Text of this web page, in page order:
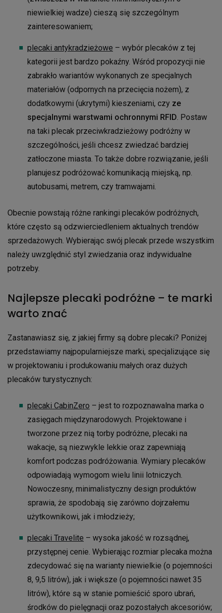
niewielkiej wadze) cieszą się szczególnym
zainteresowaniem;
plecaki antykradzieżowe – wybór plecaków z tej
kategorii jest bardzo pokaźny. Wśród propozycji nie
zabrakło wariantów wykonanych ze specjalnych
materiałów (odpornych na przecięcia nożem), z
dodatkowymi (ukrytymi) kieszeniami, czy ze
specjalnymi warstwami ochronnymi RFID. Postaw
na taki plecak przeciwkradzieżowy podróżny w
szczególności, jeśli chcesz zwiedzać bardziej
zatłoczone miasta. To także dobre rozwiązanie, jeśli
planujesz podróżować komunikacją miejską, np.
autobusami, metrem, czy tramwajami.
Obecnie powstają różne rankingi plecaków podróżnych,
które często są odzwierciedleniem aktualnych trendów
sprzedażowych. Wybierając swój plecak przede wszystkim
należy uwzględnić styl zwiedzania oraz indywidualne
potrzeby.
Najlepsze plecaki podróżne – te marki
warto znać
Zastanawiasz się, z jakiej firmy są dobre plecaki? Poniżej
przedstawiamy najpopularniejsze marki, specjalizujące się
w projektowaniu i produkowaniu małych oraz dużych
plecaków turystycznych:
plecaki CabinZero – jest to rozpoznawalna marka o
zasięgach międzynarodowych. Projektowane i
tworzone przez nią torby podróżne, plecaki na
wakacje, są niezwykle lekkie oraz zapewniają
komfort podczas podróżowania. Wymiary plecaków
odpowiadają wymogom wielu linii lotniczych.
Nowoczesny, minimalistyczny design produktów
sprawia, że spodobają się zarówno dojrzałemu
użytkownikowi, jak i młodzieży;
plecaki Travelite – wysoka jakość w rozsądnej,
przystępnej cenie. Wybierając rozmiar plecaka można
zdecydować się na warianty niewielkie (o pojemności
8, 9,5 litrów), jak i większe (o pojemności nawet 35
litrów), które są w stanie pomieścić sporo ubrań,
środków do pielęgnacji oraz pozostałych akcesoriów;